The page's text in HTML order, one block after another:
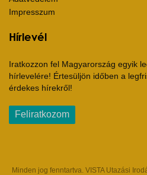
Impresszum
Hírlevél
Iratkozzon fel Magyarország egyik
hírlevelére! Értesüljön időben a
érdekes hírekről!
Feliratkozom
Minden jog fenntartva. VISTA Utazási